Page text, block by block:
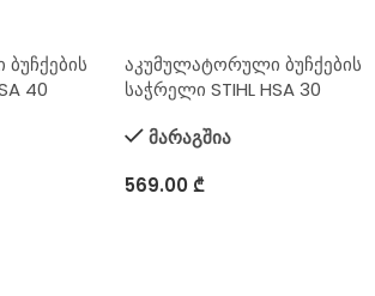
40
აკუმულატორული ბუჩქების
საჭრელი STIHL HSA 30
მარაგშია
569.00₾